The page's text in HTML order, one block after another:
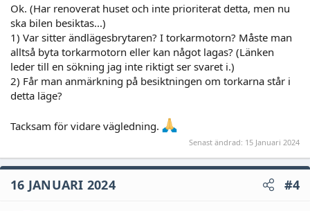
Ok. (Har renoverat huset och inte prioriterat detta, men nu
ska bilen besiktas...)
1) Var sitter ändlägesbrytaren? I torkarmotorn? Måste man
alltså byta torkarmotorn eller kan något lagas? (Länken
leder till en sökning jag inte riktigt ser svaret i.)
2) Får man anmärkning på besiktningen om torkarna står i
detta läge?
Tacksam för vidare vägledning.
Senast ändrad: 15 Januari 2024
16 JANUARI 2024 #4